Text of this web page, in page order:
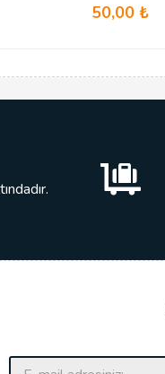
50,00 ₺
E